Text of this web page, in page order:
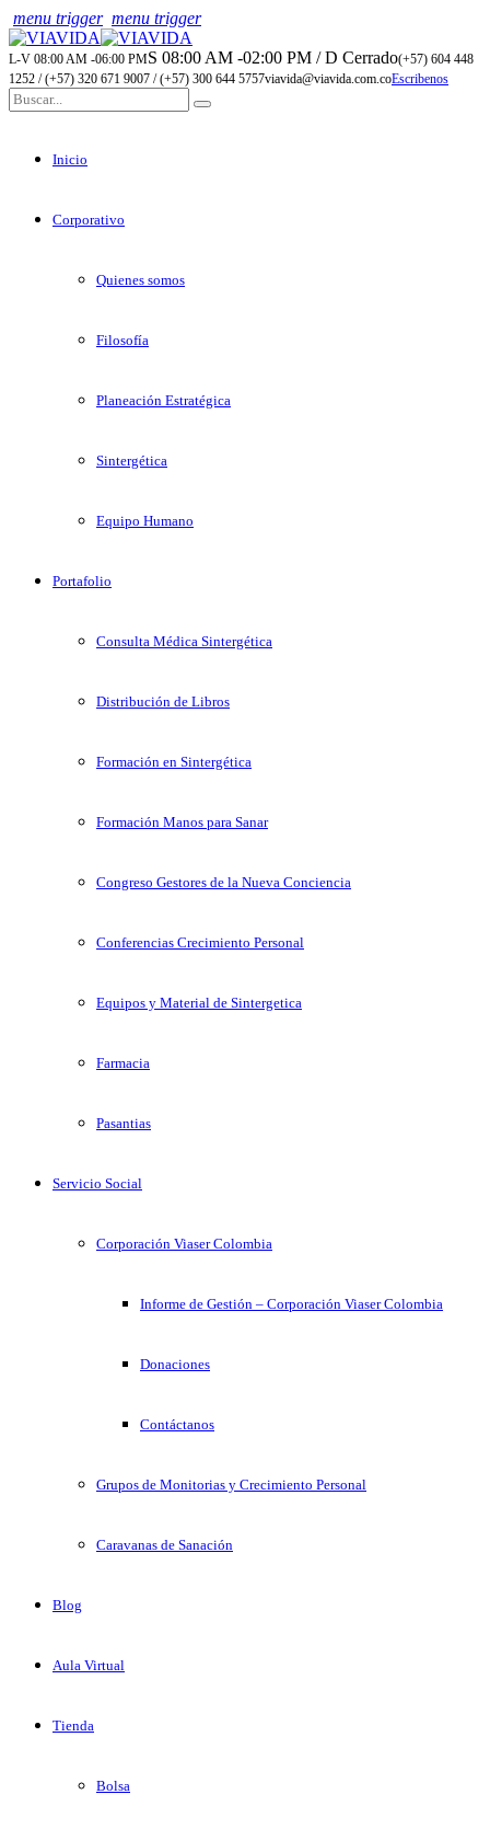
menu trigger menu trigger
L-V 08:00 AM -06:00 PMS 08:00 AM -02:00 PM / D Cerrado(+57) 604 448
1252 / (+57) 320 671 9007 / (+57) 300 644 5757viavida@viavida.com.coEscribenos
Inicio
Corporativo
Quienes somos
Filosofía
Planeación Estratégica
Sintergética
Equipo Humano
Portafolio
Consulta Médica Sintergética
Distribución de Libros
Formación en Sintergética
Formación Manos para Sanar
Congreso Gestores de la Nueva Conciencia
Conferencias Crecimiento Personal
Equipos y Material de Sintergetica
Farmacia
Pasantias
Servicio Social
Corporación Viaser Colombia
Informe de Gestión – Corporación Viaser Colombia
Donaciones
Contáctanos
Grupos de Monitorias y Crecimiento Personal
Caravanas de Sanación
Blog
Aula Virtual
Tienda
Bolsa